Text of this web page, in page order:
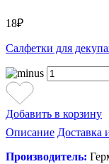
18₽
Салфетки для
Добавить в корзину
Описание Доставка
Производитель: